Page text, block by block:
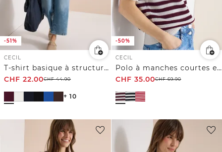
-51%
CECIL
T-shirt basique à structure côtelée
CHF 22.00CHF44.90
+ 10
-50%
CECIL
Polo à manches courtes en crochet
CHF 35.00CHF69.90